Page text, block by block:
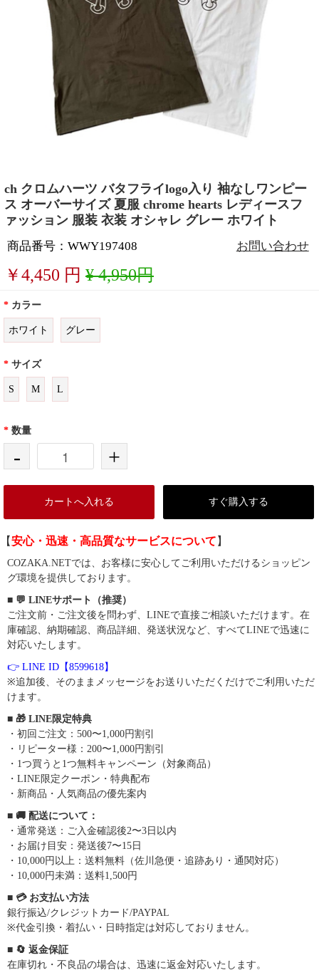
ch クロムハーツ バタフライlogo入り 袖なしワンピー
ス オーバーサイズ 夏服 chrome hearts レディースフ
ァッション 服装 衣装 オシャレ グレー ホワイト
商品番号：WWY197408 お問い合わせ
￥4,450 円 ¥ 4,950円
* カラー
ホワイト グレー
* サイズ
S M L
* 数量
- +
カートへ入れる すぐ購入する
【安心・迅速・高品質なサービスについて 】
COZAKA.NETでは、お客様に安心してご利用いただけるショッピン
グ環境を提供しております。
■ 💬 LINEサポート（推奨）
ご注文前・ご注文後を問わず、LINEで直接ご相談いただけます。在
庫確認、納期確認、商品詳細、発送状況など、すべてLINEで迅速に
対応いたします。
👉 LINE ID【8599618】
※追加後、そのままメッセージをお送りいただくだけでご利用いただ
けます。
■ 🎁 LINE限定特典
・初回ご注文：500〜1,000円割引
・リピーター様：200〜1,000円割引
・1つ買うと1つ無料キャンペーン（対象商品）
・LINE限定クーポン・特典配布
・新商品・人気商品の優先案内
■ 🚚 配送について：
・通常発送：ご入金確認後2〜3日以内
・お届け目安：発送後7〜15日
・10,000円以上：送料無料（佐川急便・追跡あり・通関対応）
・10,000円未満：送料1,500円
■ 💳 お支払い方法
銀行振込/クレジットカード/PAYPAL
※代金引換・着払い・日時指定は対応しておりません。
■ 🔄 返金保証
在庫切れ・不良品の場合は、迅速に返金対応いたします。